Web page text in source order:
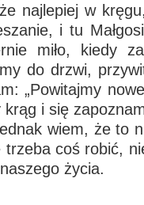
najlepiej w
i tu
miło, kiedy
do drzwi,
„Powitajmy
krąg i się
wiem, że to
coś robić,
życia.